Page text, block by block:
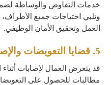
خدمات التفاوض والوساطة
وتلبي احتياجات جميع
العمل وتحقيق الأمان الوظيفي.
5. قضايا التعويضات
قد يتعرض العمال لإصابات
مطالبات للحصول على